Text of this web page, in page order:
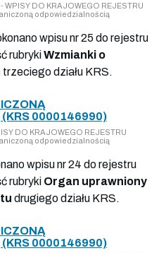
DO KRAJOWEGO REJESTRU
odpowiedzialnością
wpisu nr 25 do rejestru
rubrykiWzmianki o
trzeciego działu KRS.
(KRS 0000146990)
DO KRAJOWEGO REJESTRU
odpowiedzialnością
wpisu nr 24 do rejestru
rubryki Organ uprawniony
drugiego działu KRS.
(KRS 0000146990)